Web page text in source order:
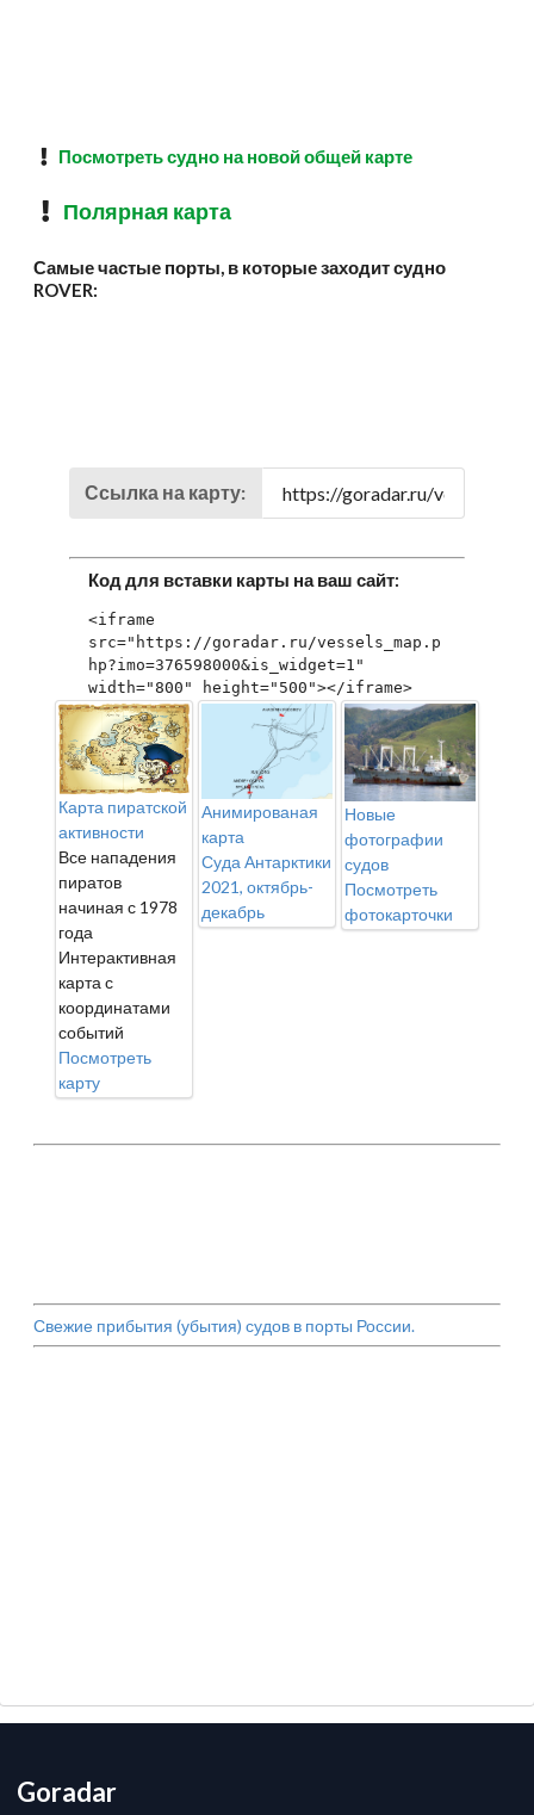
Посмотреть судно на новой общей карте
Полярная карта
Самые частые порты, в которые заходит судно
ROVER:
Ссылка на карту:
Код для вставки карты на ваш сайт:
<iframe
src="https://goradar.ru/vessels_map.p
hp?imo=376598000&is_widget=1"
width="800" height="500"></iframe>
Карта пиратской
активности
Все нападения
пиратов
начиная с 1978
года
Интерактивная
карта с
координатами
событий
Посмотреть
карту
Анимированая
карта
Суда Антарктики
2021, октябрь-
декабрь
Новые
фотографии
судов
Посмотреть
фотокарточки
Свежие прибытия (убытия) судов в порты России.
Goradar